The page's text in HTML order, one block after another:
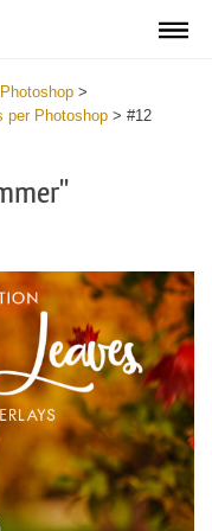
>
per Photoshop > #12